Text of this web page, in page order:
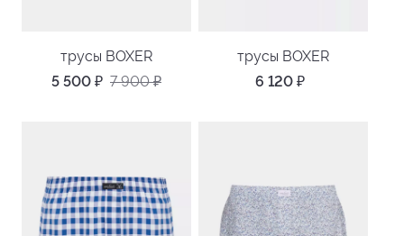
трусы BOXER
5 500 ₽ 7 900₽
трусы BOXER
6 120 ₽